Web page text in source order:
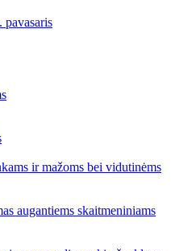
pavasaris
ir mažoms bei vidutinėms
augantiems skaitmeniniams